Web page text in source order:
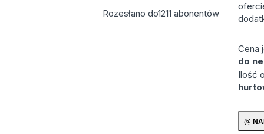
Rozesłano do1211 abonentów
Cena
do
Ilość